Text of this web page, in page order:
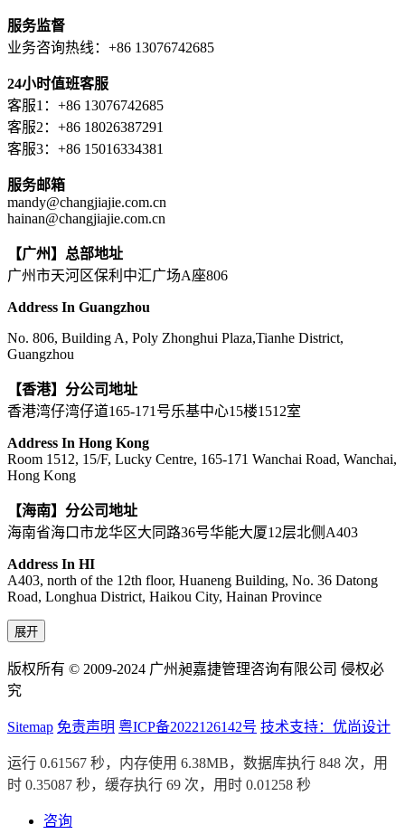
服务监督
业务咨询热线：+86 13076742685
24小时值班客服
客服1：+86 13076742685
客服2：+86 18026387291
客服3：+86 15016334381
服务邮箱
mandy@changjiajie.com.cn
hainan@changjiajie.com.cn
【广州】总部地址
广州市天河区保利中汇广场A座806
Address In Guangzhou
No. 806, Building A, Poly Zhonghui Plaza,Tianhe District,
Guangzhou
【香港】分公司地址
香港湾仔湾仔道165-171号乐基中心15楼1512室
Address In Hong Kong
Room 1512, 15/F, Lucky Centre, 165-171 Wanchai Road, Wanchai,
Hong Kong
【海南】分公司地址
海南省海口市龙华区大同路36号华能大厦12层北侧A403
Address In HI
A403, north of the 12th floor, Huaneng Building, No. 36 Datong
Road, Longhua District, Haikou City, Hainan Province
展开
版权所有 © 2009-2024 广州昶嘉捷管理咨询有限公司 侵权必
究
Sitemap 免责声明 粤ICP备2022126142号 技术支持：优尚设计
运行 0.61567 秒，内存使用 6.38MB，数据库执行 848 次，用
时 0.35087 秒，缓存执行 69 次，用时 0.01258 秒
咨询